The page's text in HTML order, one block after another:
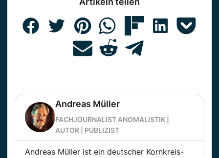
Andreas Müller
FACHJOURNALIST ANOMALISTIK |
AUTOR | PUBLIZIST
Andreas Müller ist ein deutscher Kornkreis-